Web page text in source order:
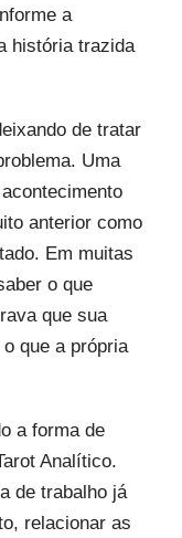
a
história trazida
de tratar
Uma
anterior como
Em muitas
o que
que sua
que a própria
a forma de
Analítico.
de trabalho já
relacionar as